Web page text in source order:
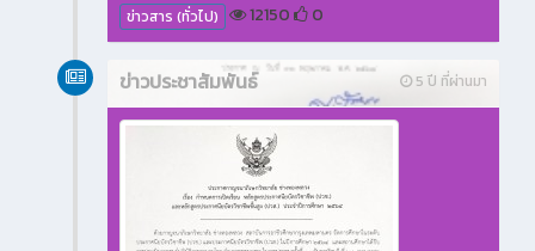
ข่าวสาร (ทั่วไป) 12150 0
5 ปี ที่ผ่านมา
ข่าวประชาสัมพันธ์